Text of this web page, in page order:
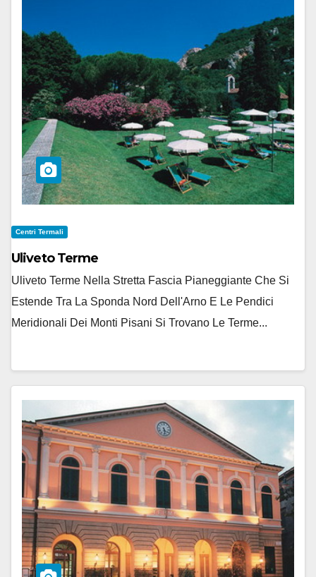
Centri Termali
Uliveto Terme
Uliveto Terme Nella Stretta Fascia Pianeggiante Che Si
Estende Tra La Sponda Nord Dell'Arno E Le Pendici
Meridionali Dei Monti Pisani Si Trovano Le Terme...